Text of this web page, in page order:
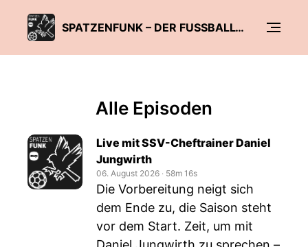
SPATZENFUNK – DER FUSSBALL-PODCAST DER SÜDWEST PRESSE
Alle Episoden
Live mit SSV-Cheftrainer Daniel
Jungwirth
06. August 2026 ‧ 58m 16s
Die Vorbereitung neigt sich
dem Ende zu, die Saison steht
vor dem Start. Zeit, um mit